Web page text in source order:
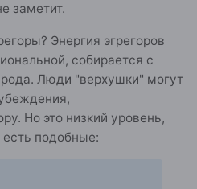
заметит.
Энергия эгрегоров
собирается с
Люди "верхушки" могут
Но это низкий уровень,
подобные: